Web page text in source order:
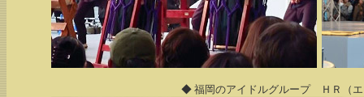
◆ 福岡のアイドルグループ ＨＲ